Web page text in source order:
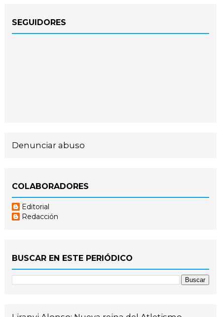
SEGUIDORES
Denunciar abuso
COLABORADORES
Editorial
Redacción
BUSCAR EN ESTE PERIÓDICO